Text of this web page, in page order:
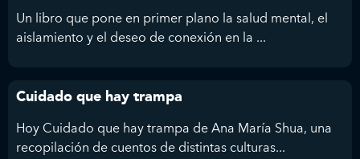
Un libro que pone en primer plano la salud mental, el
aislamiento y el deseo de conexión en la ...
Cuidado que hay trampa
Hoy Cuidado que hay trampa de Ana María Shua, una
recopilación de cuentos de distintas culturas...